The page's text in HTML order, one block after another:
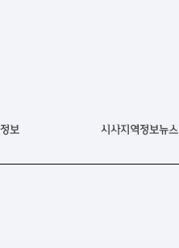
보 시사지역정보뉴스